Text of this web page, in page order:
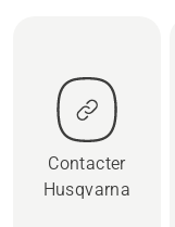
Contacter
Husqvarna